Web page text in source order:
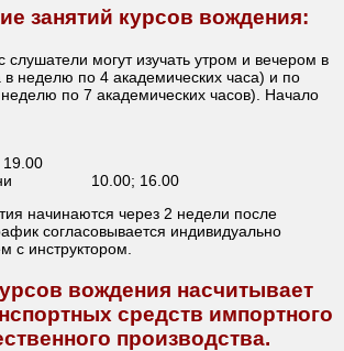
занятий курсов вождения:
слушатели могут изучать утром и вечером в
неделю по 4 академических часа) и по
по 7 академических часов). Начало
19.00
дни 10.00; 16.00
начинаются через 2 недели после
согласовывается индивидуально
с инструктором.
вождения насчитывает
средств импортного
производства.